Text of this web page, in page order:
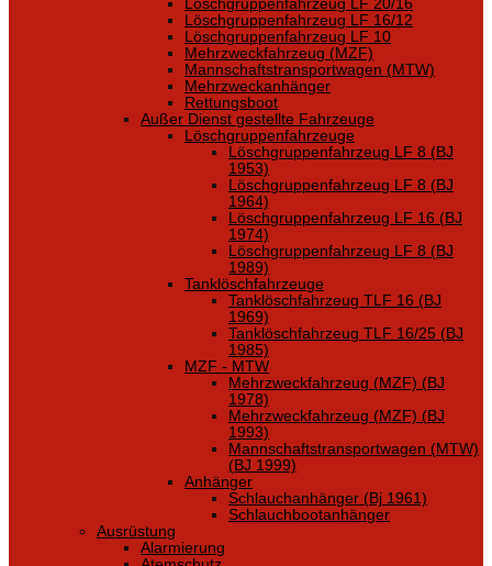
Löschgruppenfahrzeug LF 20/16
Löschgruppenfahrzeug LF 16/12
Löschgruppenfahrzeug LF 10
Mehrzweckfahrzeug (MZF)
Mannschaftstransportwagen (MTW)
Mehrzweckanhänger
Rettungsboot
Außer Dienst gestellte Fahrzeuge
Löschgruppenfahrzeuge
Löschgruppenfahrzeug LF 8 (BJ
1953)
Löschgruppenfahrzeug LF 8 (BJ
1964)
Löschgruppenfahrzeug LF 16 (BJ
1974)
Löschgruppenfahrzeug LF 8 (BJ
1989)
Tanklöschfahrzeuge
Tanklöschfahrzeug TLF 16 (BJ
1969)
Tanklöschfahrzeug TLF 16/25 (BJ
1985)
MZF - MTW
Mehrzweckfahrzeug (MZF) (BJ
1978)
Mehrzweckfahrzeug (MZF) (BJ
1993)
Mannschaftstransportwagen (MTW)
(BJ 1999)
Anhänger
Schlauchanhänger (Bj 1961)
Schlauchbootanhänger
Ausrüstung
Alarmierung